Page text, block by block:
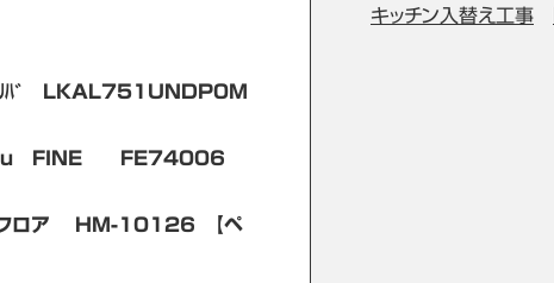
ｱﾘﾊﾞ LKAL751UNDP0M
FINE FE74006
ロア HM-10126 【ペ
キッチン入替え工事